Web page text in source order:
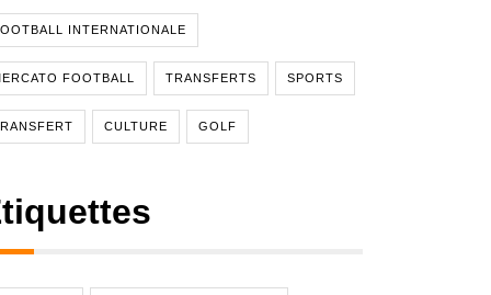
INTERNATIONALE
FOOTBALL TRANSFERTS SPORTS
CULTURE GOLF